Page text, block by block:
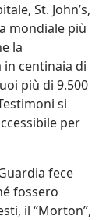
St. John’s,
mondiale più
la
centinaia di
più di 9.500
si
per
fece
fossero
il “Morton”,